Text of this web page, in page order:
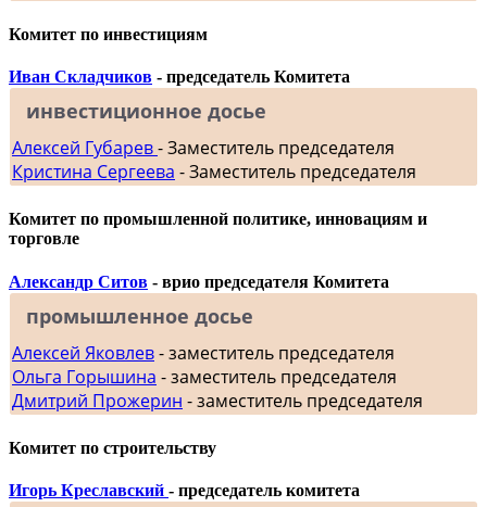
Комитет по инвестициям
Иван Складчиков - председатель Комитета
инвестиционное досье
Алексей Губарев- Заместитель председателя
Кристина Сергеева - Заместитель председателя
Комитет по промышленной политике, инновациям и
торговле
Александр Ситов - врио председателя Комитета
промышленное досье
Алексей Яковлев- заместитель председателя
Ольга Горышина - заместитель председателя
Дмитрий Прожерин - заместитель председателя
Комитет по строительству
Игорь Креславский - председатель комитета